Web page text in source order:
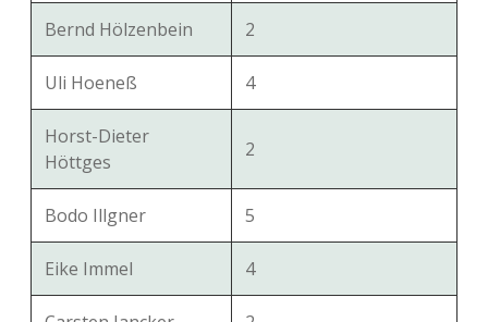
Bernd Hölzenbein 2
Uli Hoeneß 4
Horst-Dieter
Höttges
2
Bodo Illgner 5
Eike Immel 4